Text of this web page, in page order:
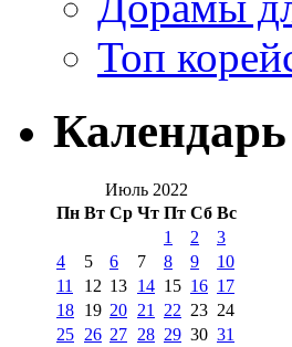
Топ
Календарь
Июль 2022
Пн Вт Ср Чт Пт Сб Вс
1 2
3
4
5 6 7 8 9
10
11
12 13 14 15 16 17
18 19 20 21 22 23 24
25 26 27 28 29 30 31